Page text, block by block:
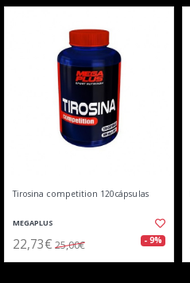
Tirosina competition 120cápsulas
MEGAPLUS
22,73€ 25,00€ - 9%